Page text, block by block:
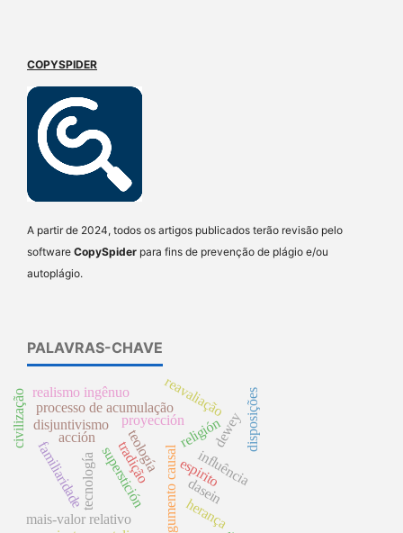
COPYSPIDER
A partir de 2024, todos os artigos publicados terão revisão pelo
software CopySpider para fins de prevenção de plágio e/ou
autoplágio.
PALAVRAS-CHAVE
argumento causal
superstición
proyección
processo de acumulação
mais-valor relativo
disjuntivismo religión
realismo ingênuo
tecnología
dewey
teología espirito
influência
familiaridade dasein
herança
reavaliação
tradição
disposições
acción
civilização